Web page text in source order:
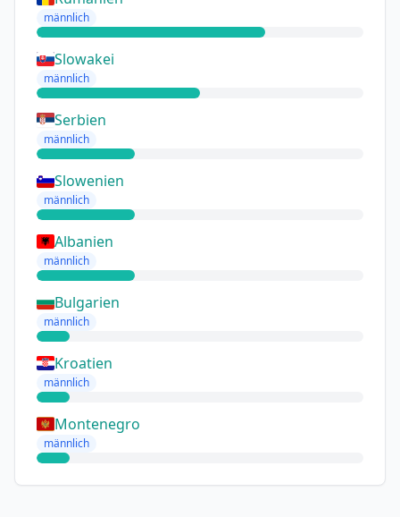
männlich
Slowakei
männlich
Serbien
männlich
Slowenien
männlich
Albanien
männlich
Bulgarien
männlich
Kroatien
männlich
Montenegro
männlich